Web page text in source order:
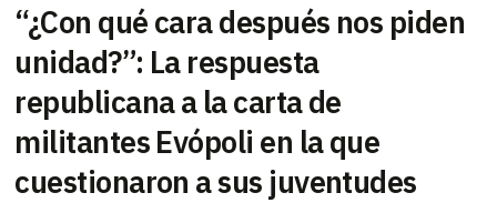
“¿Con qué cara después nos piden
unidad?”: La respuesta
republicana a la carta de
militantes Evópoli en la que
cuestionaron a sus juventudes